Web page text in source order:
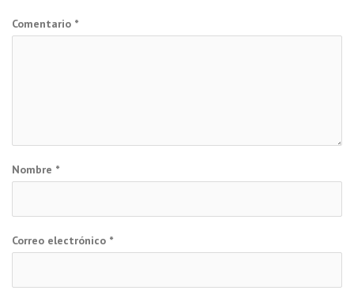
Comentario *
Nombre *
Correo electrónico *